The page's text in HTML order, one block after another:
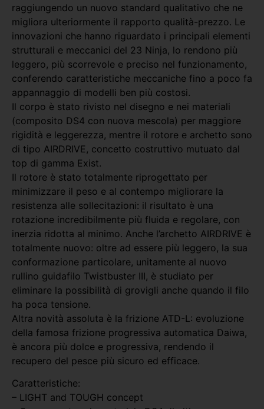
raggiungendo un nuovo standard qualitativo che ne
migliora ulteriormente il rapporto qualità-prezzo. Le
innovazioni che hanno riguardato i principali elementi
strutturali e meccanici del 23 Ninja, lo rendono più
leggero, più scorrevole e preciso nel funzionamento,
conferendo caratteristiche meccaniche fino a poco fa
appannaggio di modelli ben più costosi.
Il corpo è stato rivisto nel disegno e nei materiali
(composito DS4 con nuova mescola) per maggiore
rigidità e leggerezza, mentre il rotore e archetto sono
di tipo AIRDRIVE, concetto costruttivo mutuato dal
top di gamma Exist.
Il rotore è stato totalmente riprogettato per
minimizzare il peso e al contempo migliorare la
resistenza alle sollecitazioni: il risultato è una
rotazione incredibilmente più fluida e regolare, con
inerzia ridotta al minimo. Anche l’archetto AIRDRIVE è
totalmente nuovo: oltre ad essere più leggero, la sua
conformazione particolare, unitamente al nuovo
rullino guidafilo Twistbuster III, è studiato per
eliminare la possibilità di grovigli anche quando il filo
ha poca tensione.
Altra novità assoluta è la frizione ATD-L: evoluzione
della famosa frizione progressiva automatica Daiwa,
è ancora più dolce e progressiva, rendendo il
recupero del pesce più sicuro ed efficace.
Caratteristiche:
– LIGHT and TOUGH concept